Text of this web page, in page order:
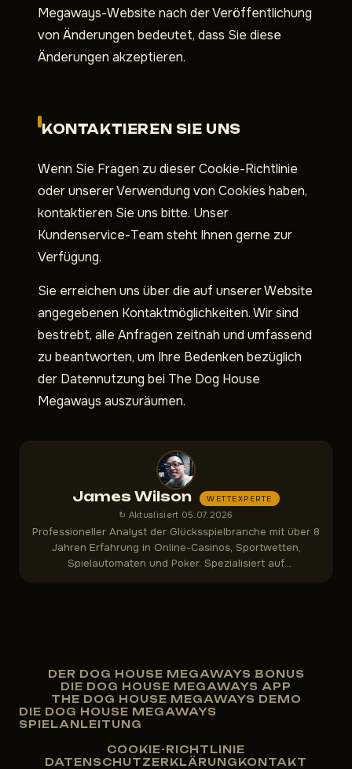
Megaways-Website nach der Veröffentlichung
von Änderungen bedeutet, dass Sie diese
Änderungen akzeptieren.
KONTAKTIEREN SIE UNS
Wenn Sie Fragen zu dieser Cookie-Richtlinie
oder unserer Verwendung von Cookies haben,
kontaktieren Sie uns bitte. Unser
Kundenservice-Team steht Ihnen gerne zur
Verfügung.
Sie erreichen uns über die auf unserer Website
angegebenen Kontaktmöglichkeiten. Wir sind
bestrebt, alle Anfragen zeitnah und umfassend
zu beantworten, um Ihre Bedenken bezüglich
der Datennutzung bei The Dog House
Megaways auszuräumen.
James Wilson WETTEXPERTE
↻ Aktualisiert 05.07.2026
Professioneller Analyst der Glücksspielbranche mit über 8
Jahren Erfahrung in Online-Casinos, Sportwetten,
Spielautomaten und Poker. Spezialisiert auf
DER DOG HOUSE MEGAWAYS BONUS
DIE DOG HOUSE MEGAWAYS APP
THE DOG HOUSE MEGAWAYS DEMO
DIE DOG HOUSE MEGAWAYS
SPIELANLEITUNG
COOKIE-RICHTLINIE
DATENSCHUTZERKLÄRUNGKONTAKT